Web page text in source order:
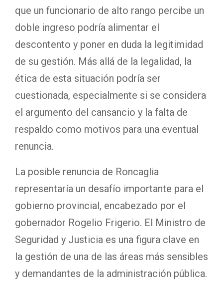
que un funcionario de alto rango percibe un
doble ingreso podría alimentar el
descontento y poner en duda la legitimidad
de su gestión. Más allá de la legalidad, la
ética de esta situación podría ser
cuestionada, especialmente si se considera
el argumento del cansancio y la falta de
respaldo como motivos para una eventual
renuncia.
La posible renuncia de Roncaglia
representaría un desafío importante para el
gobierno provincial, encabezado por el
gobernador Rogelio Frigerio. El Ministro de
Seguridad y Justicia es una figura clave en
la gestión de una de las áreas más sensibles
y demandantes de la administración pública.